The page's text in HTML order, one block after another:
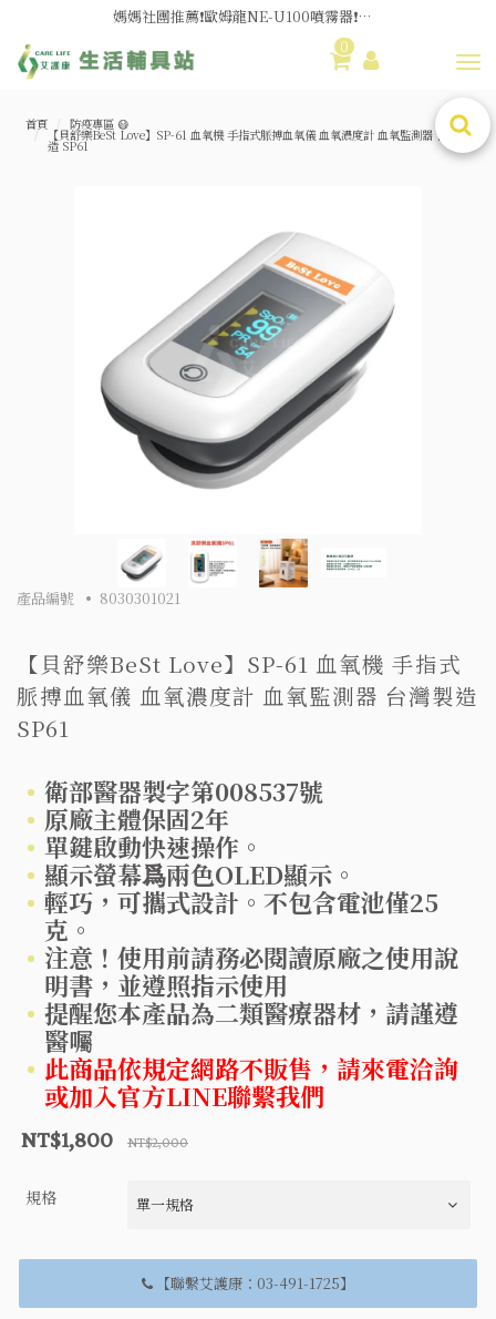
媽媽社團推薦❗歐姆龍NE-U100噴霧器❗躺著噴也👌
舊換新方案👍好評不斷~🆕品項更新中
0
首頁 防疫專區 😷
【貝舒樂BeSt Love】SP-61 血氧機 手指式脈搏血氧儀 血氧濃度計 血氧監測器 台灣製
造 SP61
產品編號 8030301021
【貝舒樂BeSt Love】SP-61 血氧機 手指式
脈搏血氧儀 血氧濃度計 血氧監測器 台灣製造
SP61
衛部醫器製字第008537號
原廠主體保固2年
單鍵啟動快速操作。
顯示螢幕爲兩色OLED顯示。
輕巧，可攜式設計。不包含電池僅25
克。
注意！使用前請務必閱讀原廠之使用說
明書，並遵照指示使用
提醒您本產品為二類醫療器材，請謹遵
醫囑
此商品依規定網路不販售，請來電洽詢
或加入官方LINE聯繫我們
NT$1,800 NT$2,000
規格
【聯繫艾護康：03-491-1725】